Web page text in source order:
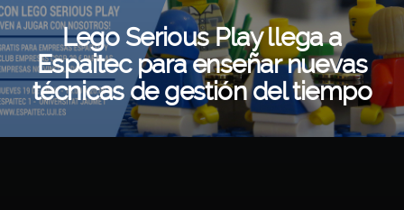
Lego Serious Play llega a
Espaitec para enseñar nuevas
técnicas de gestión del tiempo